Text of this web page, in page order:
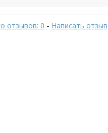
отзывов: 0 - Написать отзыв